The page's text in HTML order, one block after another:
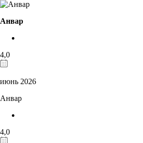
Анвар
4,0
июнь 2026
Анвар
4,0